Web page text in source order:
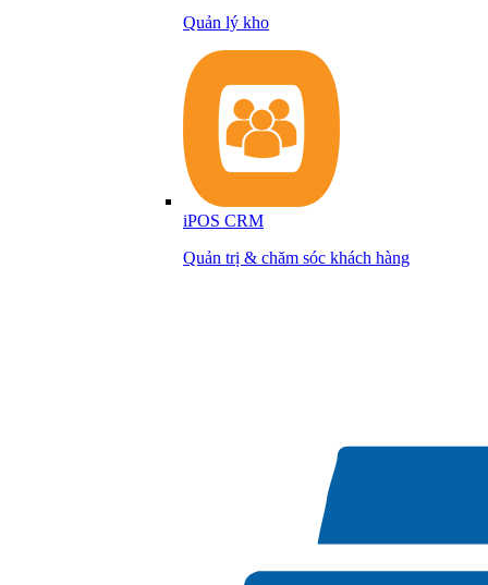
Quản lý kho
iPOS CRM
Quản trị & chăm sóc khách hàng